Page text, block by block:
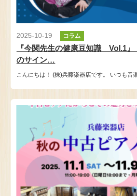
2025-10-19 コラム
『今関先生の健康豆知識 Vol.1』
のサイン…
こんにちは！ (株)兵藤楽器店です。 いつも音